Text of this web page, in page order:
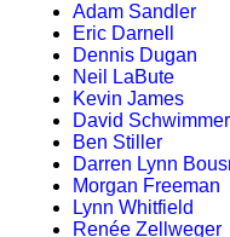
Adam Sandler
Eric Darnell
Dennis Dugan
Neil LaBute
Kevin James
David Schwimmer
Ben Stiller
Darren Lynn
Morgan Freeman
Lynn Whitfield
Renée Zellweger